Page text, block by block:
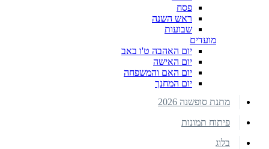
פסח
ראש השנה
שבועות
מועדים
יום האהבה ט'ו באב
יום האישה
יום האם והמשפחה
יום המחנך
מתנת סופשנה 2026
פיתוח תמונות
בלוג